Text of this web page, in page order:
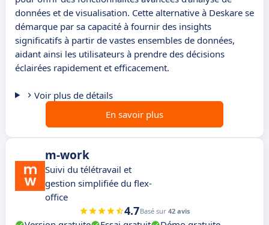
données et de visualisation. Cette alternative à Deskare se
démarque par sa capacité à fournir des insights
significatifs à partir de vastes ensembles de données,
aidant ainsi les utilisateurs à prendre des décisions
éclairées rapidement et efficacement.
Voir plus de détails
En savoir plus
m-work
Suivi du télétravail et
gestion simplifiée du flex-
office
4.7Basé sur 42 avis